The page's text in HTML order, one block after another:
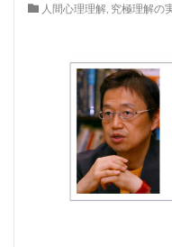
人間心理理解, 究極理解の